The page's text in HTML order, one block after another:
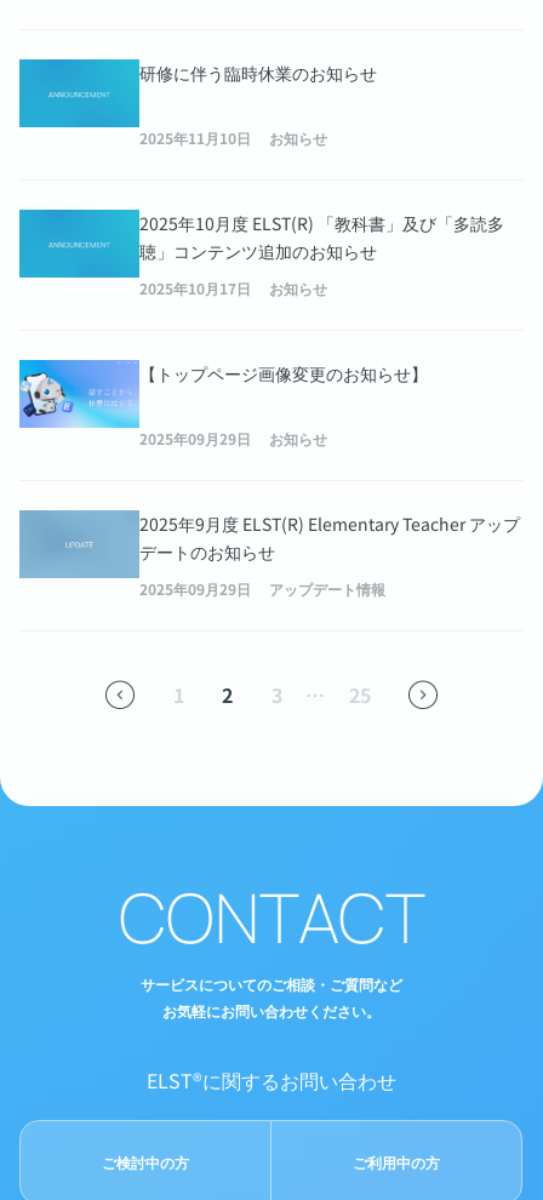
研修に伴う臨時休業のお知らせ
2025年11月10日 お知らせ
2025年10月度 ELST(R) 「教科書」及び「多読多
聴」コンテンツ追加のお知らせ
2025年10月17日 お知らせ
【トップページ画像変更のお知らせ】
2025年09月29日 お知らせ
2025年9月度 ELST(R) Elementary Teacher アップ
デートのお知らせ
2025年09月29日 アップデート情報
1 2 3 … 25
CONTACT
サービスについてのご相談・ご質問など
お気軽にお問い合わせください。
ELST®に関するお問い合わせ
ご検討中の方 ご利用中の方